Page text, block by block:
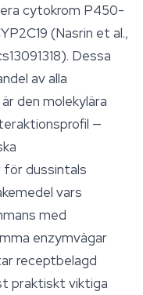
cytokrom P450-
(Nasrin et al.,
Dessa
av alla
den molekylära
—
för dussintals
vars
med
enzymvägar
receptbelagd
praktiskt viktiga